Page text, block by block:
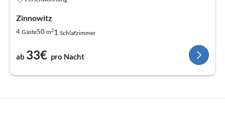
Zinnowitz
4 Gäste50 m21 Schlafzimmer
ab 33€ pro Nacht